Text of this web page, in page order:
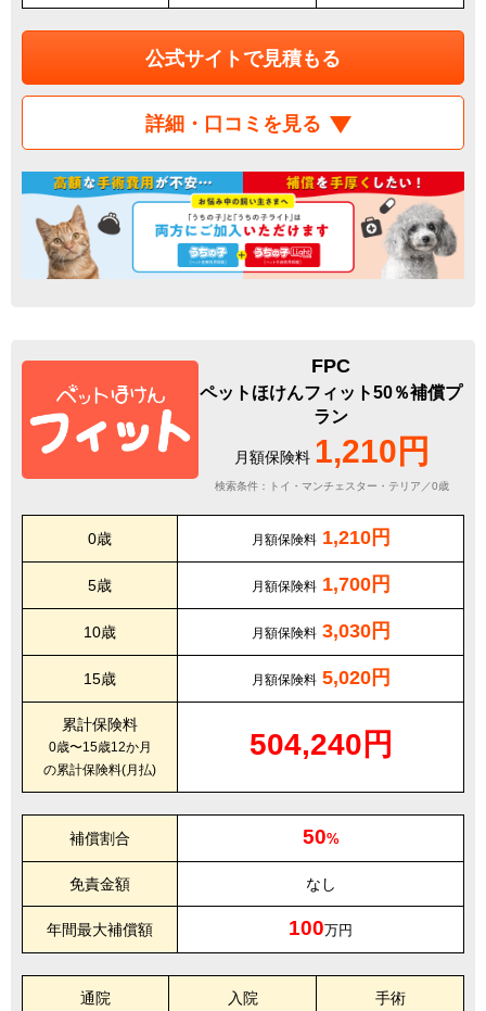
公式サイトで見積もる
詳細・口コミを見る
FPC
ペットほけんフィット50％補償プ
ラン
月額保険料 1,210円
検索条件：トイ・マンチェスター・テリア／0歳
0歳 月額保険料 1,210円
5歳 月額保険料 1,700円
10歳 月額保険料 3,030円
15歳 月額保険料 5,020円
累計保険料
0歳〜15歳12か月
の累計保険料(月払)
504,240円
補償割合 50%
免責金額 なし
年間最大補償額 100万円
通院 入院 手術